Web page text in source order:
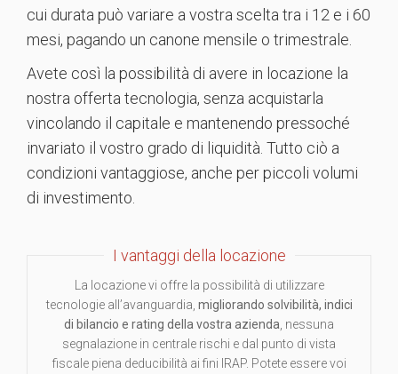
cui durata può variare a vostra scelta tra i 12 e i 60
mesi, pagando un canone mensile o trimestrale.
Avete così la possibilità di avere in locazione la
nostra offerta tecnologia, senza acquistarla
vincolando il capitale e mantenendo pressoché
invariato il vostro grado di liquidità. Tutto ciò a
condizioni vantaggiose, anche per piccoli volumi
di investimento.
I vantaggi della locazione
La locazione vi offre la possibilità di utilizzare
tecnologie all’avanguardia, migliorando solvibilità, indici
di bilancio e rating della vostra azienda , nessuna
segnalazione in centrale rischi e dal punto di vista
fiscale piena deducibilità ai fini IRAP. Potete essere voi